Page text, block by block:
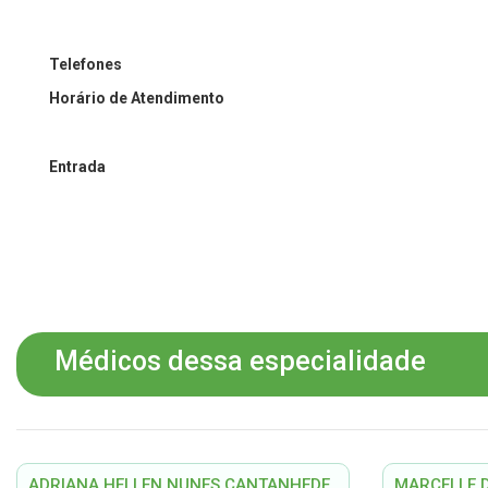
Telefones
Horário de Atendimento
Entrada
Médicos dessa especialidade